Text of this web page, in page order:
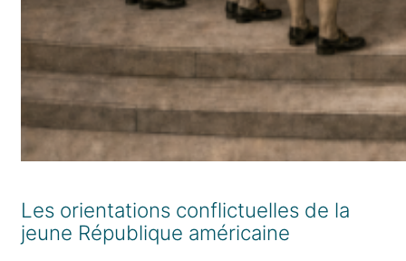
Les orientations conflictuelles de la
jeune République américaine